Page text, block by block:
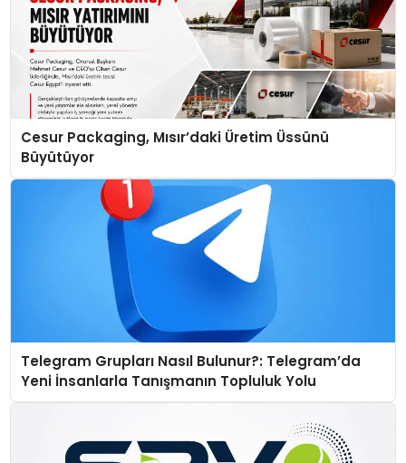
Cesur Packaging, Mısır’daki Üretim Üssünü
Büyütüyor
Telegram Grupları Nasıl Bulunur?: Telegram’da
Yeni İnsanlarla Tanışmanın Topluluk Yolu